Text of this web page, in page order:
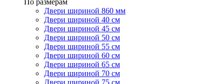
По размерам
Двери шириной 860 мм
Двери шириной 40 см
Двери шириной 45 см
Двери шириной 50 см
Двери шириной 55 см
Двери шириной 60 см
Двери шириной 65 см
Двери шириной 70 см